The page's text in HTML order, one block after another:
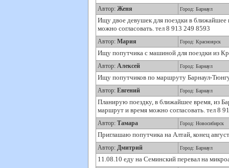
Автор: Женя Город: Барнаул
Ищу двое девушек для поездки в ближайшее
можно согласовать. тел 8 913 249 8593
Автор: Мария Город: Красноярск
Ищу попутчика с машиной для поездки из
Автор: Алексей Город: Барнаул
Ищу попутчиков по маршруту Барнаул-
Автор: Евгений Город: Барнаул
Планирую поездку, в ближайшее время, из
маршрут и время можно согласовать. тел 8
Автор: Тамара Город: Новосибирск
Приглашаю попутчика на Алтай, конец
Автор: Дмитрий Город: Барнаул
11.08.10 еду на Семинский перевал на